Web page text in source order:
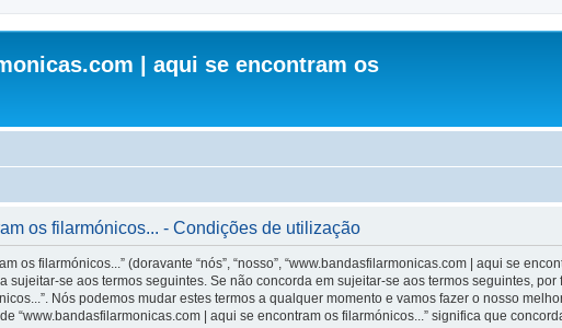
| aqui se encontram os
os filarmónicos... - Condições de utilização
os filarmónicos...” (doravante “nós”, “nosso”, “www.bandasfilarmonicas.com | aqui se
sujeitar-se aos termos seguintes. Se não concorda em sujeitar-se aos termos seguintes,
Nós podemos mudar estes termos a qualquer momento e vamos fazer o nosso
“www.bandasfilarmonicas.com | aqui se encontram os filarmónicos...” significa que